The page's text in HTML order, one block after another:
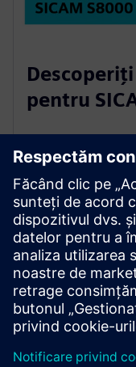
pentru
SICAM S8000
control al puterii
pentru aplicații de
întregul lanț de
arhitectură
virtualizare.